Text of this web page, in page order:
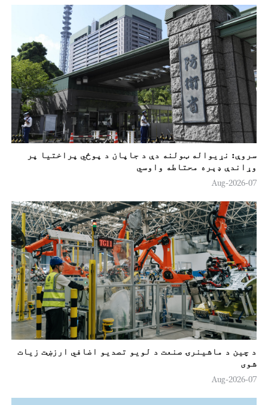
سروې: نړیواله ټولنه دې د جاپان د پوځي پراختیا پر
وړاندې ډېره محتاطه واوسي
07-Aug-2026
د چین د ماشینرۍ صنعت د لويو تصدیو اضافي ارزښت زيات
شوی
07-Aug-2026